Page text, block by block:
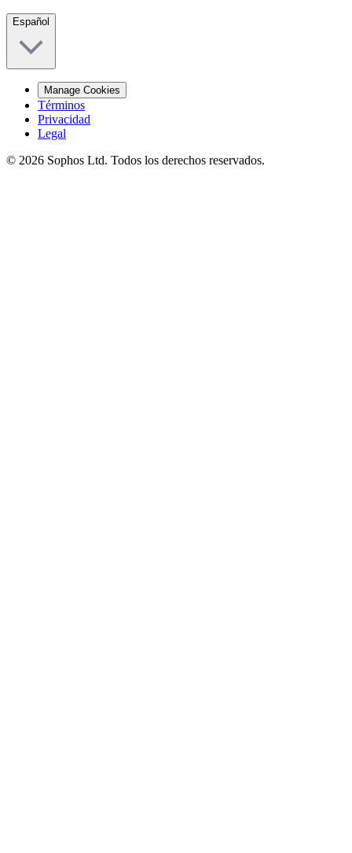
Español
Manage Cookies
Términos
Privacidad
Legal
© 2026 Sophos Ltd. Todos los derechos reservados.